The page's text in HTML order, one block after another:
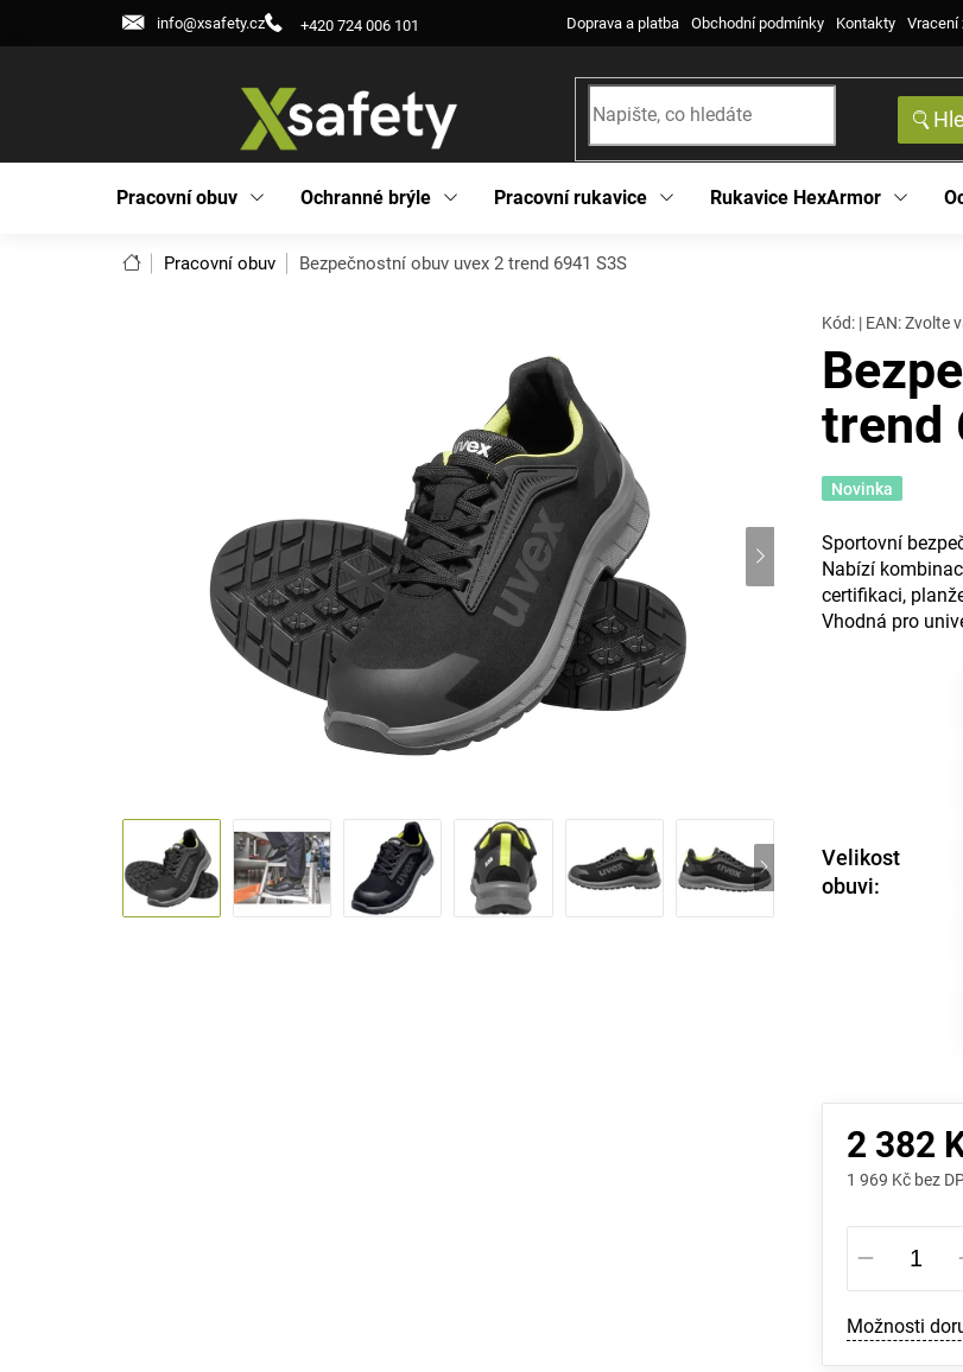
+420 724 006 101
info@xsafety.cz Doprava a platba Obchodní podmínky Kontakty Vracení
Pracovní obuv Ochranné brýle Pracovní rukavice Rukavice HexArmor
DomůPracovní obuv Bezpečnostní obuv uvex 2 trend 6941 S3S
trend
Kód: | EAN:Zvolte
Novinka
Sportovní
Nabízí
certifikaci,
Vhodná pro
Velikost
obuvi:
2 382
1 969 Kč bez
Měrná
cena:
Možnosti